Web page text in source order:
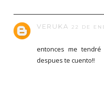
VERUKA 22 DE
entonces me
despues te cuento!!